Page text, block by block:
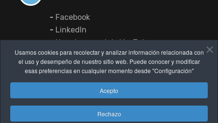
Usamos cookies para recolectar y analizar información relacionada con
el uso y desempeño de nuestro sitio web. Puede conocer y modificar
esas preferencias en cualquier momento desde "Configuración"
Acepto
Rechazo
- Facebook
- LinkedIn
-Nuestro canal de YouTube